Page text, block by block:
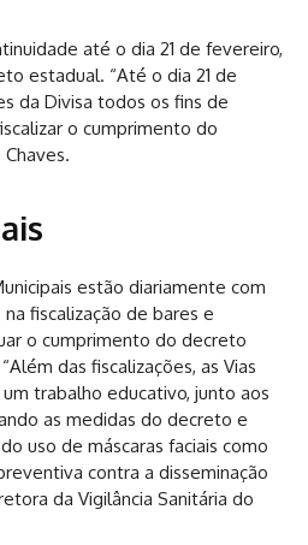
até o dia 21 de fevereiro,
estadual. “Até o dia 21 de
da Divisa todos os fins de
o cumprimento do
estão diariamente com
fiscalização de bares e
o cumprimento do decreto
das fiscalizações, as Vias
trabalho educativo, junto aos
as medidas do decreto e
uso de máscaras faciais como
contra a disseminação
da Vigilância Sanitária do